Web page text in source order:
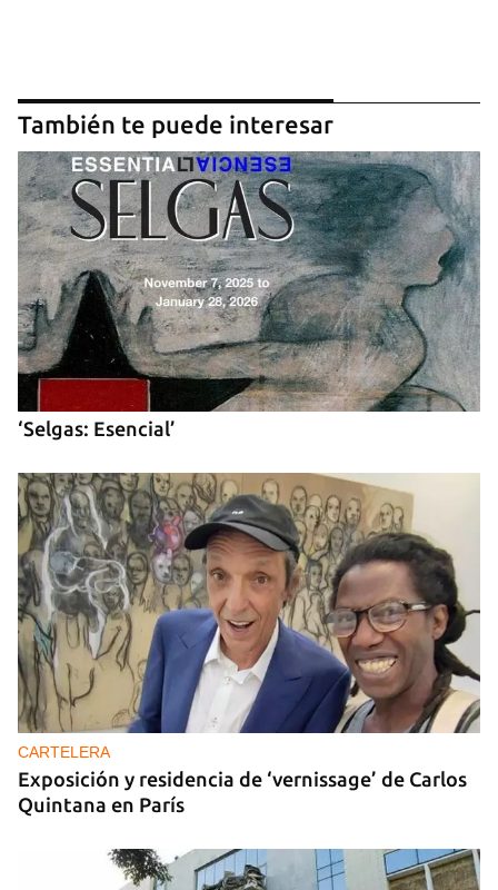
Guardar como favorito
Para poder guardar como favorito, primero has de
iniciar sesión con tu cuenta de 14ymedio.
INICIAR SESIÓN
También te puede interesar
‘Selgas: Esencial’
CARTELERA
Exposición y residencia de ‘vernissage’ de Carlos
Quintana en París